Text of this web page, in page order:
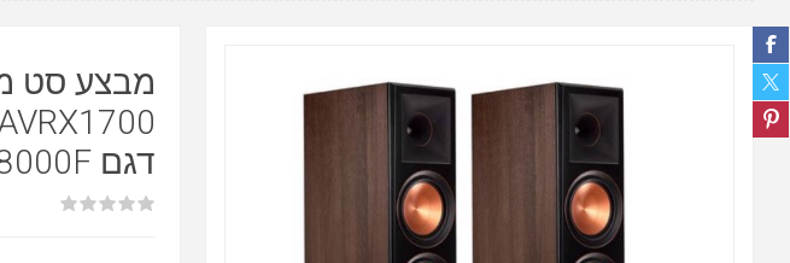
מבצע סט
דגם RP8000F במחיר מבצע